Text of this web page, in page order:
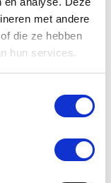
met andere
die ze hebben
hun services.